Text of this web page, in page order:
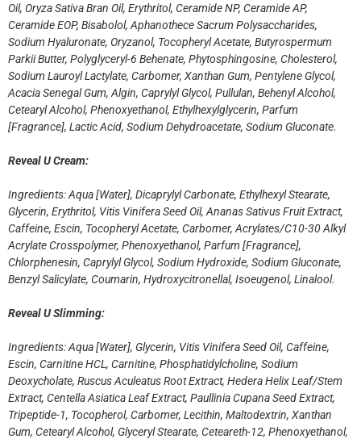
Oil, Oryza Sativa Bran Oil, Erythritol, Ceramide NP, Ceramide AP,
Ceramide EOP, Bisabolol, Aphanothece Sacrum Polysaccharides,
Sodium Hyaluronate, Oryzanol, Tocopheryl Acetate, Butyrospermum
Parkii Butter, Polyglyceryl-6 Behenate, Phytosphingosine, Cholesterol,
Sodium Lauroyl Lactylate, Carbomer, Xanthan Gum, Pentylene Glycol,
Acacia Senegal Gum, Algin, Caprylyl Glycol, Pullulan, Behenyl Alcohol,
Cetearyl Alcohol, Phenoxyethanol, Ethylhexylglycerin, Parfum
[Fragrance], Lactic Acid, Sodium Dehydroacetate, Sodium Gluconate.
Reveal U Cream:
Ingredients: Aqua [Water], Dicaprylyl Carbonate, Ethylhexyl Stearate,
Glycerin, Erythritol, Vitis Vinifera Seed Oil, Ananas Sativus Fruit Extract,
Caffeine, Escin, Tocopheryl Acetate, Carbomer, Acrylates/C10-30 Alkyl
Acrylate Crosspolymer, Phenoxyethanol, Parfum [Fragrance],
Chlorphenesin, Caprylyl Glycol, Sodium Hydroxide, Sodium Gluconate,
Benzyl Salicylate, Coumarin, Hydroxycitronellal, Isoeugenol, Linalool.
Reveal U Slimming:
Ingredients: Aqua [Water], Glycerin, Vitis Vinifera Seed Oil, Caffeine,
Escin, Carnitine HCL, Carnitine, Phosphatidylcholine, Sodium
Deoxycholate, Ruscus Aculeatus Root Extract, Hedera Helix Leaf/Stem
Extract, Centella Asiatica Leaf Extract, Paullinia Cupana Seed Extract,
Tripeptide-1, Tocopherol, Carbomer, Lecithin, Maltodextrin, Xanthan
Gum, Cetearyl Alcohol, Glyceryl Stearate, Ceteareth-12, Phenoxyethanol,